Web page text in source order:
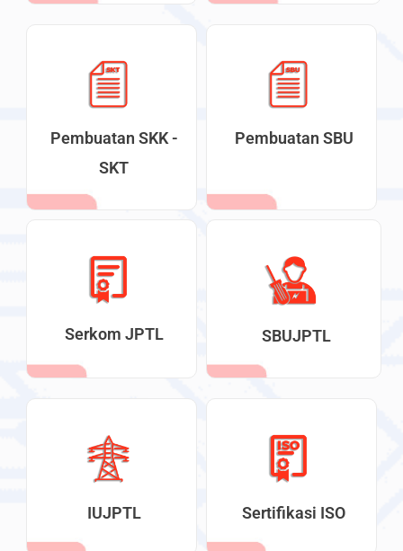
Pembuatan SKK -
SKT
Pembuatan SBU
Serkom JPTL SBUJPTL
IUJPTL Sertifikasi ISO